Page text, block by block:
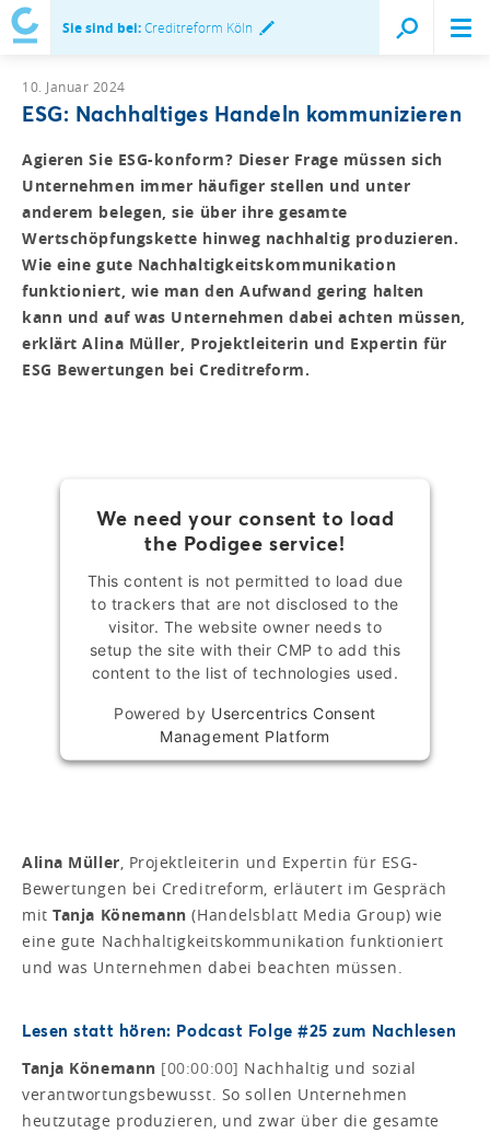
Sie sind bei:Creditreform Köln
10. Januar 2024
ESG: Nachhaltiges Handeln kommunizieren
Agieren Sie ESG-konform? Dieser Frage müssen sich
Unternehmen immer häufiger stellen und unter
anderem belegen, sie über ihre gesamte
Wertschöpfungskette hinweg nachhaltig produzieren.
Wie eine gute Nachhaltigkeitskommunikation
funktioniert, wie man den Aufwand gering halten
kann und auf was Unternehmen dabei achten müssen,
erklärt Alina Müller, Projektleiterin und Expertin für
ESG Bewertungen bei Creditreform.
We need your consent to load
the Podigee service!
This content is not permitted to load due
to trackers that are not disclosed to the
visitor. The website owner needs to
setup the site with their CMP to add this
content to the list of technologies used.
Powered by Usercentrics Consent
Management Platform
Alina Müller , Projektleiterin und Expertin für ESG-
Bewertungen bei Creditreform, erläutert im Gespräch
mitTanja Könemann (Handelsblatt Media Group) wie
eine gute Nachhaltigkeitskommunikation funktioniert
und was Unternehmen dabei beachten müssen.
Lesen statt hören: Podcast Folge #25 zum Nachlesen
Tanja Könemann [00:00:00] Nachhaltig und sozial
verantwortungsbewusst. So sollen Unternehmen
heutzutage produzieren, und zwar über die gesamte